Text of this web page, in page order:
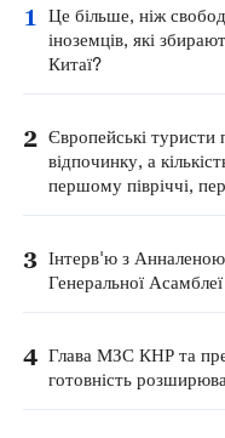
1
Це більше, ніж
іноземців, які
Китаї?
2 Європейські туристи
відпочинку, а
першому півріччі,
3 Інтерв'ю з Анналеною
Генеральної
4 Глава МЗС КНР та
готовність